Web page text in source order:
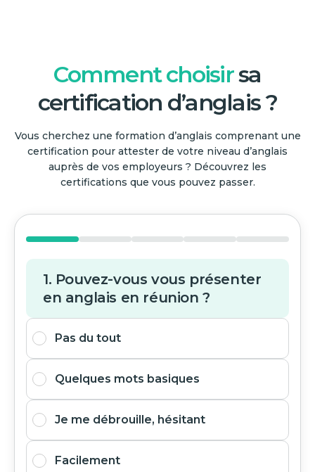
Comment choisirsa
certification d’anglais ?
Vous cherchez une formation d’anglais comprenant une
certification pour attester de votre niveau d’anglais
auprès de vos employeurs ? Découvrez les
certifications que vous pouvez passer.
1. Pouvez-vous vous présenter
en anglais en réunion ?
Pas du tout
Quelques mots basiques
Je me débrouille, hésitant
Facilement